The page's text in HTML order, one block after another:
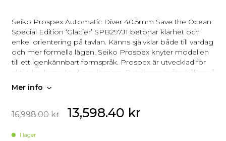
Seiko Prospex Automatic Diver 40.5mm Save the Ocean
Special Edition ‘Glacier’ SPB297J1 betonar klarhet och
enkel orientering på tavlan. Känns självklar både till vardag
och mer formella lägen. Seiko Prospex knyter modellen
till ett igenkännbart formspråk. Prospex är utvecklad för
aktivt bruk med tydlig avläsning. Detaljerna är återhållna så
att fokus ligger på tiden.
Automatiskt urverk som laddas när den bärs
Mer info
16,998.00kr 13,598.40 kr
I lager